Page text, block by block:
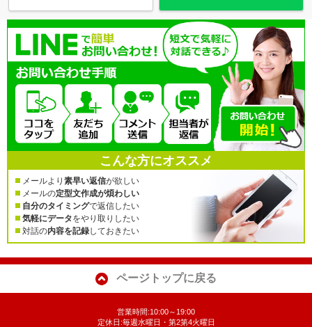
こんな方にオススメ
メールより 素早い返信が欲しい
メールの定型文作成が煩わしい
自分のタイミングで返信したい
気軽にデータをやり取りしたい
対話の内容を記録しておきたい
ページトップに戻る
営業時間:10:00～19:00
定休日:毎週水曜日・第2第4火曜日